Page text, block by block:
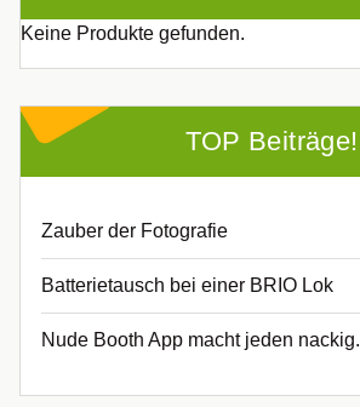
Keine Produkte gefunden.
TOP Beiträge!
Zauber der Fotografie
Batterietausch bei einer BRIO Lok
Nude Booth App macht jeden nackig.